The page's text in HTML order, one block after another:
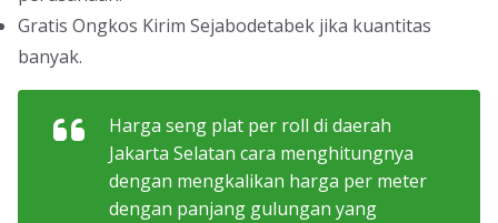
Gratis Ongkos Kirim Sejabodetabek jika kuantitas
banyak.
Harga seng plat per roll di daerah
Jakarta Selatan cara menghitungnya
dengan mengkalikan harga per meter
dengan panjang gulungan yang